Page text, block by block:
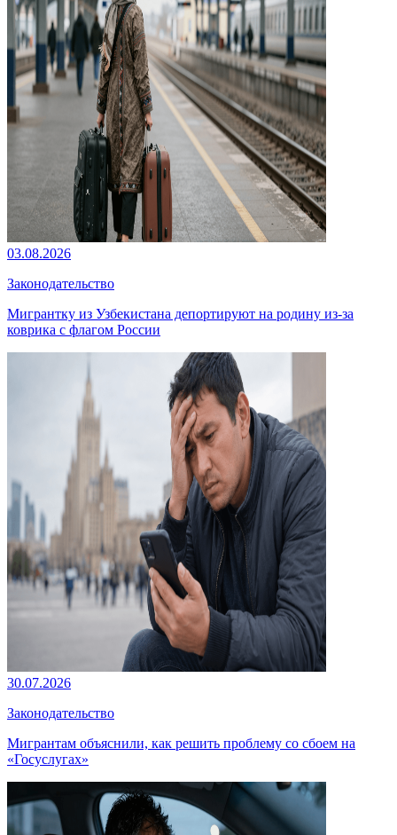
03.08.2026
Законодательство
Мигрантку из Узбекистана депортируют на родину из-за
коврика с флагом России
30.07.2026
Законодательство
Мигрантам объяснили, как решить проблему со сбоем на
«Госуслугах»